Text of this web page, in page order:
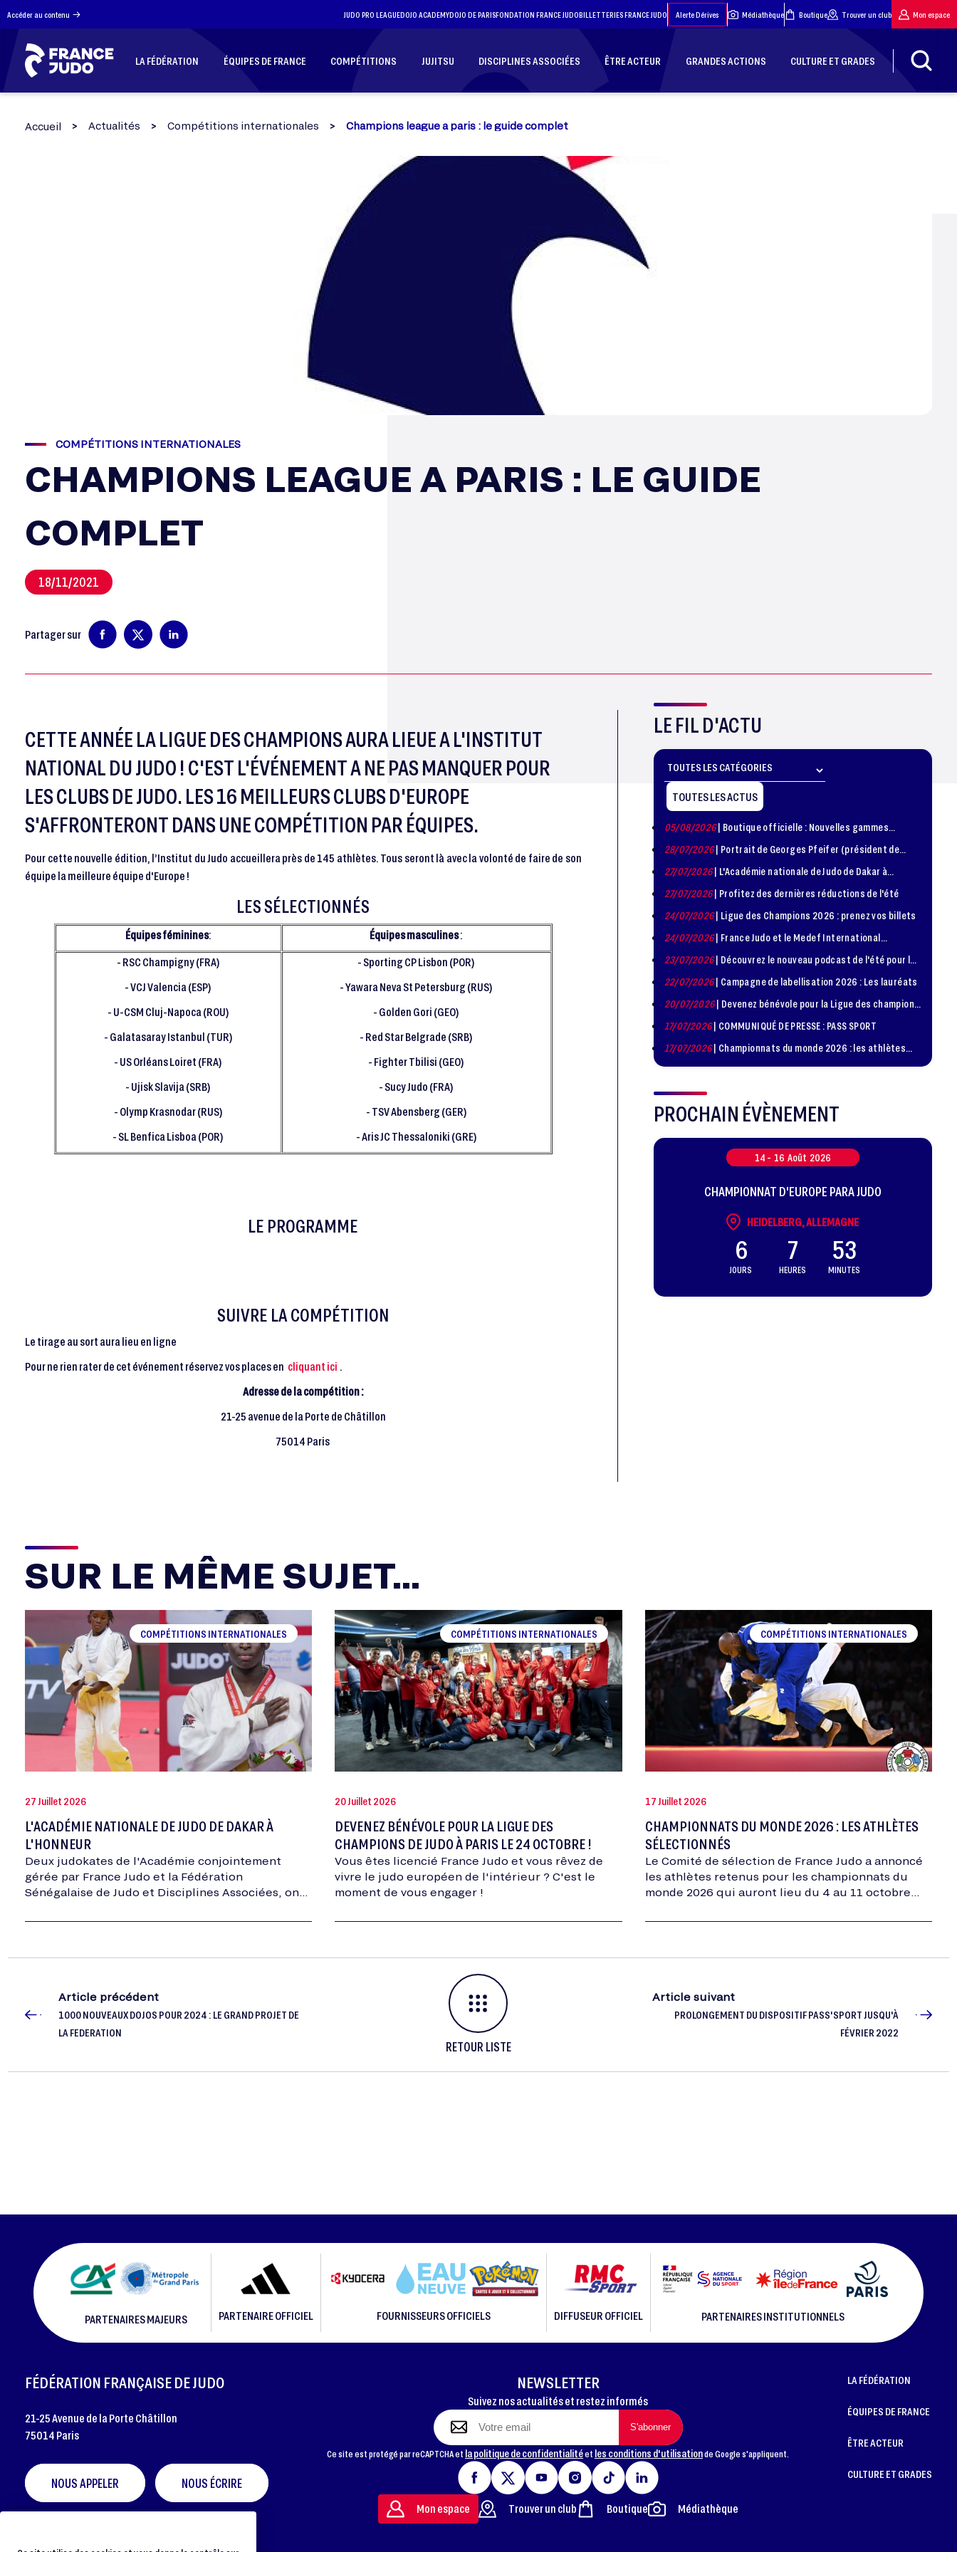
Accéder au contenu JUDO PRO LEAGUEDOJO ACADEMYDOJO DE PARISFONDATION FRANCE JUDOBILLETTERIES FRANCE JUDO Alerte Dérives Médiathèque Boutique Trouver un club Mon espace
LA FÉDÉRATION ÉQUIPES DE FRANCE COMPÉTITIONS JUJITSU DISCIPLINES ASSOCIÉES ÊTRE ACTEUR GRANDES ACTIONS CULTURE ET GRADES
Accueil Actualités Compétitions internationales Champions league a paris : le guide complet
COMPÉTITIONS INTERNATIONALES
CHAMPIONS LEAGUE A PARIS : LE GUIDE
COMPLET
18/11/2021
Partager sur
CETTE ANNÉE LA LIGUE DES CHAMPIONS AURA LIEUE A L'INSTITUT
NATIONAL DU JUDO ! C'EST L'ÉVÉNEMENT A NE PAS MANQUER POUR
LES CLUBS DE JUDO. LES 16 MEILLEURS CLUBS D'EUROPE
S'AFFRONTERONT DANS UNE COMPÉTITION PAR ÉQUIPES.
Pour cette nouvelle édition, l’Institut du Judo accueillera près de 145 athlètes. Tous seront là avec la volonté de faire de son
équipe la meilleure équipe d'Europe !
LES SÉLECTIONNÉS
Équipes féminines: Équipes masculines:
- RSC Champigny (FRA)
- VCJ Valencia (ESP)
- U-CSM Cluj-Napoca (ROU)
- Galatasaray Istanbul (TUR)
- US Orléans Loiret (FRA)
- Ujisk Slavija (SRB)
- Olymp Krasnodar (RUS)
- SL Benfica Lisboa (POR)
- Sporting CP Lisbon (POR)
- Yawara Neva St Petersburg (RUS)
- Golden Gori (GEO)
- Red Star Belgrade (SRB)
- Fighter Tbilisi (GEO)
- Sucy Judo (FRA)
- TSV Abensberg (GER)
- Aris JC Thessaloniki (GRE)
LE PROGRAMME
SUIVRE LA COMPÉTITION
Le tirage au sort aura lieu en ligne
Pour ne rien rater de cet événement réservez vos places en cliquant ici .
Adresse de la compétition :
21-25 avenue de la Porte de Châtillon
75014 Paris
LE FIL D'ACTU
TOUTES LES ACTUS
05/08/2026| Boutique officielle : Nouvelles gammes
disponible !
28/07/2026| Portrait de Georges Pfeifer (président de
1981 – 1986)
27/07/2026| L'Académie nationale de Judo de Dakar à
l'honneur
27/07/2026| Profitez des dernières réductions de l'été
24/07/2026| Ligue des Champions 2026 : prenez vos billets
24/07/2026| France Judo et le Medef International
organisent la troisième édition de la Journée de la
23/07/2026| Découvrez le nouveau podcast de l'été pour les
jeunes judokas
22/07/2026| Campagne de labellisation 2026 : Les lauréats
20/07/2026| Devenez bénévole pour la Ligue des champions
de judo à Paris le 24 octobre !
17/07/2026| COMMUNIQUÉ DE PRESSE : PASS SPORT
17/07/2026| Championnats du monde 2026 : les athlètes
sélectionnés
PROCHAIN ÉVÈNEMENT
14 - 16 Août 2026
CHAMPIONNAT D'EUROPE PARA JUDO
HEIDELBERG, ALLEMAGNE
6
JOURS
7
HEURES
53
MINUTES
SUR LE MÊME SUJET...
COMPÉTITIONS INTERNATIONALES
27 Juillet 2026
L'ACADÉMIE NATIONALE DE JUDO DE DAKAR À
L'HONNEUR
Deux judokates de l'Académie conjointement
gérée par France Judo et la Fédération
Sénégalaise de Judo et Disciplines Associées, ont
Cadets ce week-end, une première pour…
COMPÉTITIONS INTERNATIONALES
20 Juillet 2026
DEVENEZ BÉNÉVOLE POUR LA LIGUE DES
CHAMPIONS DE JUDO À PARIS LE 24 OCTOBRE !
Vous êtes licencié France Judo et vous rêvez de
vivre le judo européen de l'intérieur ? C'est le
moment de vous engager !
COMPÉTITIONS INTERNATIONALES
17 Juillet 2026
CHAMPIONNATS DU MONDE 2026 : LES ATHLÈTES
SÉLECTIONNÉS
Le Comité de sélection de France Judo a annoncé
les athlètes retenus pour les championnats du
monde 2026 qui auront lieu du 4 au 11 octobre
Article précédent
1000 NOUVEAUX DOJOS POUR 2024 : LE GRAND PROJET DE
LA FEDERATION
RETOUR LISTE
Article suivant
PROLONGEMENT DU DISPOSITIF PASS'SPORT JUSQU'À
FÉVRIER 2022
PARTENAIRES MAJEURS PARTENAIRE OFFICIEL FOURNISSEURS OFFICIELS DIFFUSEUR OFFICIEL PARTENAIRES INSTITUTIONNELS
FOOTER
FÉDÉRATION FRANÇAISE DE JUDO
21-25 Avenue de la Porte Châtillon
75014 Paris
NOUS APPELER NOUS ÉCRIRE
NEWSLETTER
Suivez nos actualités et restez informés
Ce site est protégé par reCAPTCHA et la politique de confidentialitéet les conditions d'utilisationde Google s'appliquent.
Mon espace Trouver un club Boutique Médiathèque
LA FÉDÉRATION
ÉQUIPES DE FRANCE
ÊTRE ACTEUR
CULTURE ET GRADES
Panneau de gestion des cookies